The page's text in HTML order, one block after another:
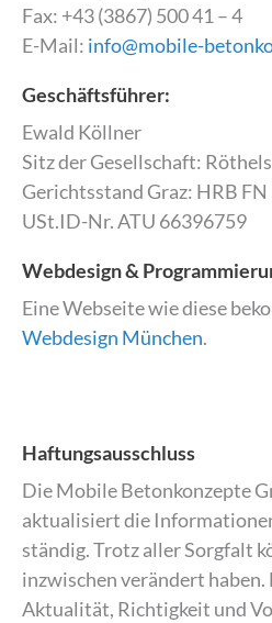
Fax: +43 (3867) 500 41 – 4
E-Mail: info@mobile-
Geschäftsführer:
Ewald Köllner
Sitz der Gesellschaft:
Gerichtsstand Graz: HRB
USt.ID-Nr. ATU 66396759
Webdesign &
Eine Webseite wie diese
Webdesign München.
Haftungsausschluss
Die Mobile Betonkonzepte
aktualisiert die
ständig. Trotz aller Sorgfalt
inzwischen verändert haben.
Aktualität, Richtigkeit und